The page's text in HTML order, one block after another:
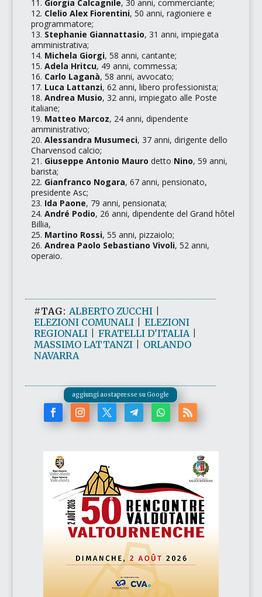
Giorgia Calcagnile, 30 anni, commerciante;
Clelio Alex Fiorentini, 50 anni, ragioniere e
programmatore;
Stephanie Giannattasio, 31 anni, impiegata
amministrativa;
Michela Giorgi, 58 anni, cantante;
Adela Hritcu, 49 anni, commessa;
Carlo Laganà, 58 anni, avvocato;
Luca Lattanzi, 62 anni, libero professionista;
Andrea Musio, 32 anni, impiegato alle Poste
italiane;
Matteo Marcoz, 24 anni, dipendente
amministrativo;
Alessandra Musumeci, 37 anni, dirigente dello
Charvensod calcio;
Giuseppe Antonio Mauro detto Nino, 59 anni,
barista;
Gianfranco Nogara, 67 anni, pensionato,
presidente Asc;
Ida Paone, 79 anni, pensionata;
André Podio, 26 anni, dipendente del Grand hôtel
Billia,
Martino Rossi, 55 anni, pizzaiolo;
Andrea Paolo Sebastiano Vivoli, 52 anni,
operaio.
#TAG: ALBERTO ZUCCHI|
ELEZIONI COMUNALI| ELEZIONI
REGIONALI| FRATELLI D'ITALIA|
MASSIMO LATTANZI| ORLANDO
NAVARRA
aggiungi aostapresse su Google